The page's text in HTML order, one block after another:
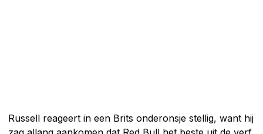
Russell reageert in een Brits onderonsje stellig, want hij